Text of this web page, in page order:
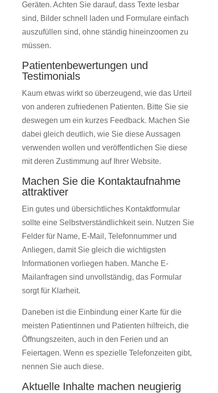
Geräten. Achten Sie darauf, dass Texte lesbar
sind, Bilder schnell laden und Formulare einfach
auszufüllen sind, ohne ständig hineinzoomen zu
müssen.
Patientenbewertungen und
Testimonials
Kaum etwas wirkt so überzeugend, wie das Urteil
von anderen zufriedenen Patienten. Bitte Sie sie
deswegen um ein kurzes Feedback. Machen Sie
dabei gleich deutlich, wie Sie diese Aussagen
verwenden wollen und veröffentlichen Sie diese
mit deren Zustimmung auf Ihrer Website.
Machen Sie die Kontaktaufnahme
attraktiver
Ein gutes und übersichtliches Kontaktformular
sollte eine Selbstverständlichkeit sein. Nutzen Sie
Felder für Name, E-Mail, Telefonnummer und
Anliegen, damit Sie gleich die wichtigsten
Informationen vorliegen haben. Manche E-
Mailanfragen sind unvollständig, das Formular
sorgt für Klarheit.
Daneben ist die Einbindung einer Karte für die
meisten Patientinnen und Patienten hilfreich, die
Öffnungszeiten, auch in den Ferien und an
Feiertagen. Wenn es spezielle Telefonzeiten gibt,
nennen Sie auch diese.
Aktuelle Inhalte machen neugierig